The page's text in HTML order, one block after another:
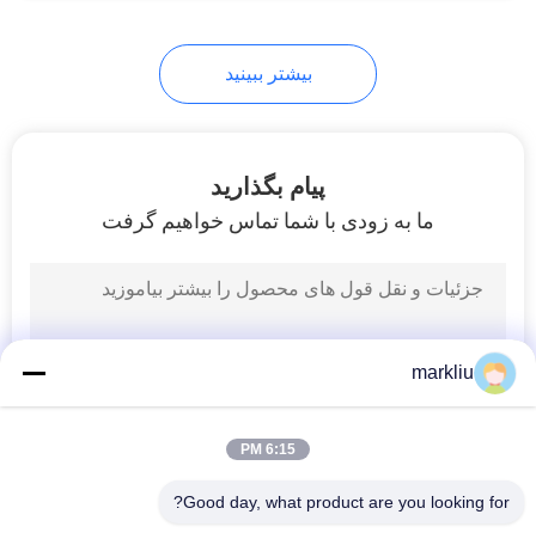
بیشتر ببینید
پیام بگذارید
ما به زودی با شما تماس خواهیم گرفت
markliu
6:15 PM
Good day, what product are you looking for?